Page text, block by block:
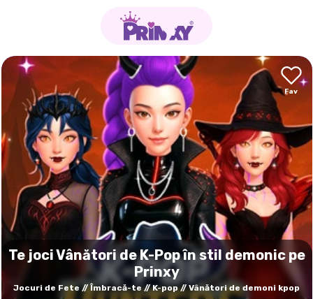
Te joci Vânători de K-Pop în stil demonic pe
Prinxy
Jocuri de Fete Îmbracă-te K-pop Vânători de demoni kpop